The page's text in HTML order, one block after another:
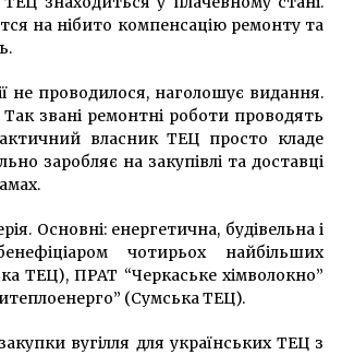
на нібито компенсацію ремонту та
не проводилося, наголошує видання.
звані ремонтні роботи проводять
власник ТЕЦ просто кладе
заробляє на закупівлі та доставці
Основні: енергетична, будівельна і
чотирьох найбільших
ТЕЦ), ПРАТ “Черкаське хімволокно”
(Сумська ТЕЦ).
вугілля для українських ТЕЦ з